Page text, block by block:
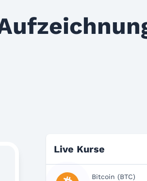
Live Kurse
Bitcoin (BTC)